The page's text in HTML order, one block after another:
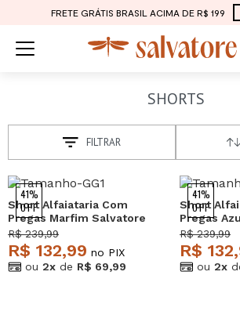
FRETE GRÁTIS BRASIL ACIMA DE R$ 199
SHORTS
FILTRAR
41%
OFF
Short Alfaiataria Com
Pregas Marfim Salvatore
R$ 239,99
R$ 132,99 no PIX
ou 2x de R$ 69,99
41%
OFF
Short
Pregas
R$ 239,99
R$
ou 2x